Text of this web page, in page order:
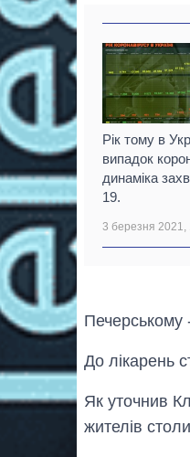
Рік тому в
випадок
динаміка
19.
3 березня 2021,
Печерському
До лікарень
Як уточнив
жителів